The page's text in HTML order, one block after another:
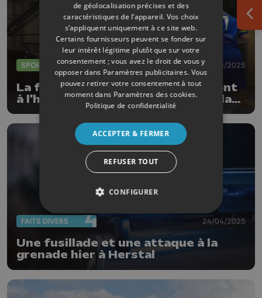
SPORTS 24/05/2025
La formation d'Herstal et Sprimont
à l'honneur aux finales jeunes de la
LFH
FAITS DIVERS 24/04/2025
Une fusillade et une attaque à la
grenade hier à Herstal
de géolocalisation précises et des
caractéristiques de l’appareil. Vos choix
s’appliquent uniquement à ce site web.
Certains fournisseurs peuvent se fonder sur
leur intérêt légitime plutôt que sur votre
consentement ; vous avez le droit de vous y
opposer dans Paramètres publicitaires. Vous
pouvez retirer votre consentement à tout
moment dans Paramètres des cookies.
Politique de confidentialité
ACCEPTER & FERMER
REFUSER TOUT
CONFIGURER